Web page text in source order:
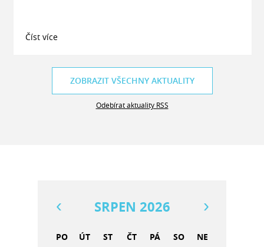
Číst více
ZOBRAZIT VŠECHNY AKTUALITY
Odebírat aktuality RSS
SRPEN 2026
PO ÚT ST ČT PÁ SO NE